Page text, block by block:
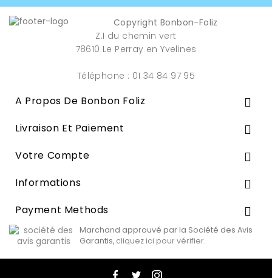
Copyright Bonbon-Foliz
Z.I du chemin vert
78610 Le Perray en Yvelines
Téléphone : 01 34 84 97 95
A Propos De Bonbon Foliz 
Livraison Et Paiement 
Votre Compte 
Informations 
Payment Methods 
Marchand approuvé par la Société des Avis
Garantis, cliquez ici pour vérifier.